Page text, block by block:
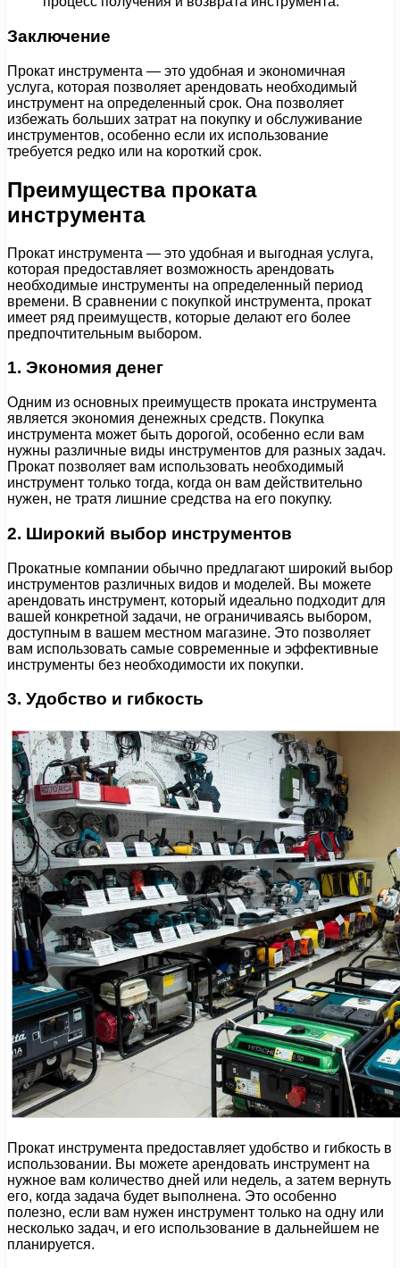
Заключение
Прокат инструмента — это удобная и экономичная
услуга, которая позволяет арендовать необходимый
инструмент на определенный срок. Она позволяет
избежать больших затрат на покупку и обслуживание
инструментов, особенно если их использование
требуется редко или на короткий срок.
Преимущества проката
инструмента
Прокат инструмента — это удобная и выгодная услуга,
которая предоставляет возможность арендовать
необходимые инструменты на определенный период
времени. В сравнении с покупкой инструмента, прокат
имеет ряд преимуществ, которые делают его более
предпочтительным выбором.
1. Экономия денег
Одним из основных преимуществ проката инструмента
является экономия денежных средств. Покупка
инструмента может быть дорогой, особенно если вам
нужны различные виды инструментов для разных задач.
Прокат позволяет вам использовать необходимый
инструмент только тогда, когда он вам действительно
нужен, не тратя лишние средства на его покупку.
2. Широкий выбор инструментов
Прокатные компании обычно предлагают широкий выбор
инструментов различных видов и моделей. Вы можете
арендовать инструмент, который идеально подходит для
вашей конкретной задачи, не ограничиваясь выбором,
доступным в вашем местном магазине. Это позволяет
вам использовать самые современные и эффективные
инструменты без необходимости их покупки.
3. Удобство и гибкость
Прокат инструмента предоставляет удобство и гибкость в
использовании. Вы можете арендовать инструмент на
нужное вам количество дней или недель, а затем вернуть
его, когда задача будет выполнена. Это особенно
полезно, если вам нужен инструмент только на одну или
несколько задач, и его использование в дальнейшем не
планируется.